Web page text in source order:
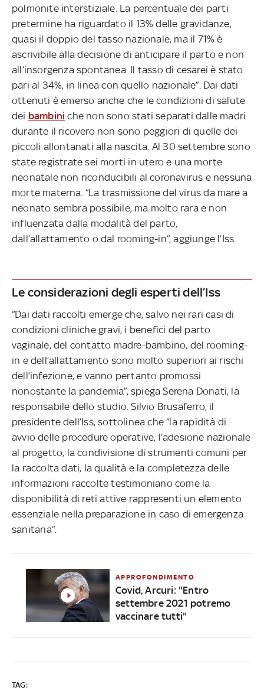
polmonite interstiziale. La percentuale dei parti
pretermine ha riguardato il 13% delle gravidanze,
quasi il doppio del tasso nazionale, ma il 71% è
ascrivibile alla decisione di anticipare il parto e non
all’insorgenza spontanea. Il tasso di cesarei è stato
pari al 34%, in linea con quello nazionale”. Dai dati
ottenuti è emerso anche che le condizioni di salute
dei bambini che non sono stati separati dalle madri
durante il ricovero non sono peggiori di quelle dei
piccoli allontanati alla nascita. Al 30 settembre sono
state registrate sei morti in utero e una morte
neonatale non riconducibili al coronavirus e nessuna
morte materna. “La trasmissione del virus da mare a
neonato sembra possibile, ma molto rara e non
influenzata dalla modalità del parto,
dall’allattamento o dal rooming-in”, aggiunge l’Iss.
Le considerazioni degli esperti dell’Iss
“Dai dati raccolti emerge che, salvo nei rari casi di
condizioni cliniche gravi, i benefici del parto
vaginale, del contatto madre-bambino, del rooming-
in e dell’allattamento sono molto superiori ai rischi
dell’infezione, e vanno pertanto promossi
nonostante la pandemia”, spiega Serena Donati, la
responsabile dello studio. Silvio Brusaferro, il
presidente dell’Iss, sottolinea che “la rapidità di
avvio delle procedure operative, l’adesione nazionale
al progetto, la condivisione di strumenti comuni per
la raccolta dati, la qualità e la completezza delle
informazioni raccolte testimoniano come la
disponibilità di reti attive rappresenti un elemento
essenziale nella preparazione in caso di emergenza
sanitaria”.
APPROFONDIMENTO
Covid, Arcuri: "Entro
settembre 2021 potremo
vaccinare tutti"
TAG: